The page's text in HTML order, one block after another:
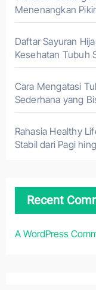
Menenangkan
Daftar Sayuran
Kesehatan Tubuh
Cara Mengatasi
Sederhana yang
Rahasia Healthy
Stabil dari Pagi
Recent
A WordPress